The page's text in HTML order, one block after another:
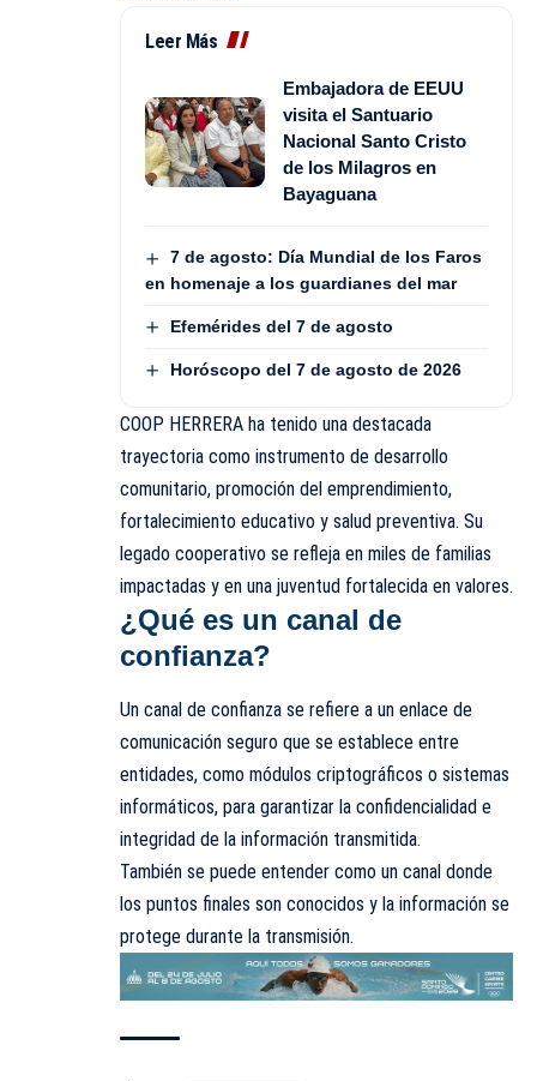
Leer Más
Embajadora de EEUU
visita el Santuario
Nacional Santo Cristo
de los Milagros en
Bayaguana
7 de agosto: Día Mundial de los Faros
en homenaje a los guardianes del mar
Efemérides del 7 de agosto
Horóscopo del 7 de agosto de 2026
COOP HERRERA ha tenido una destacada
trayectoria como instrumento de desarrollo
comunitario, promoción del emprendimiento,
fortalecimiento educativo y salud preventiva. Su
legado cooperativo se refleja en miles de familias
impactadas y en una juventud fortalecida en valores.
¿Qué es un canal de
confianza?
Un canal de confianza se refiere a un enlace de
comunicación seguro que se establece entre
entidades, como módulos criptográficos o sistemas
informáticos, para garantizar la confidencialidad e
integridad de la información transmitida.
También se puede entender como un canal donde
los puntos finales son conocidos y la información se
protege durante la transmisión.